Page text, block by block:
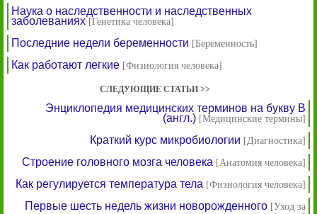
Наука о наследственности и наследственных
заболеваниях [Генетика человека]
Последние недели беременности [Беременность]
Как работают легкие [Физиология человека]
СЛЕДУЮЩИЕ СТАТЬИ >>
Энциклопедия медицинских терминов на букву B
(англ.) [Медицинские термины]
Краткий курс микробиологии [Диагностика]
Строение головного мозга человека [Анатомия человека]
Как регулируется температура тела [Физиология человека]
Первые шесть недель жизни новорожденного [Уход за